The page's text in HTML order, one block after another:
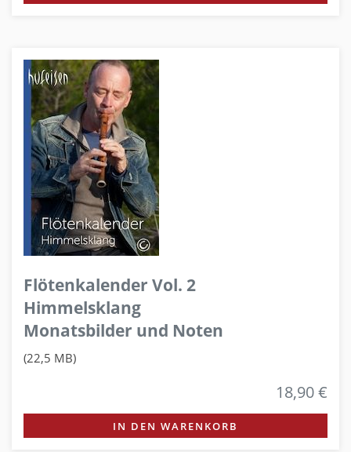
Flötenkalender Vol. 2
Himmelsklang
Monatsbilder und Noten
(22,5 MB)
18,90 €
IN DEN WARENKORB